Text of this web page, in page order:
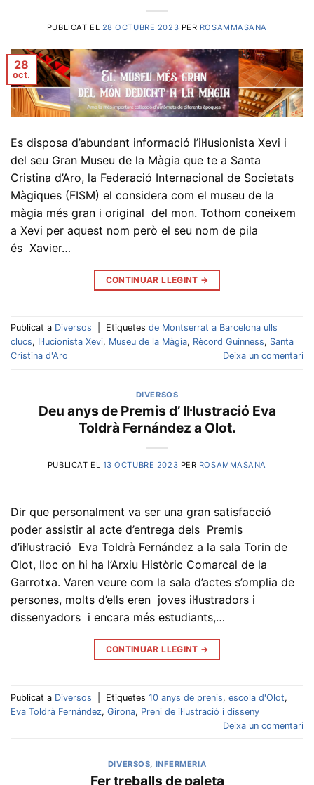
PUBLICAT EL 28 OCTUBRE 2023 PER ROSAMMASANA
28
oct.
Es disposa d’abundant informació l’il·lusionista Xevi i
del seu Gran Museu de la Màgia que te a Santa
Cristina d’Aro, la Federació Internacional de Societats
Màgiques (FISM) el considera com el museu de la
màgia més gran i original del mon. Tothom coneixem
a Xevi per aquest nom però el seu nom de pila
és Xavier…
CONTINUAR LLEGINT →
Publicat a Diversos Etiquetes de Montserrat a Barcelona ulls
clucs, Il·lucionista Xevi, Museu de la Màgia, Rècord Guinness, Santa
Cristina d'Aro
Deixa un comentari
DIVERSOS
Deu anys de Premis d’ Il·lustració Eva
Toldrà Fernández a Olot.
PUBLICAT EL 13 OCTUBRE 2023 PER ROSAMMASANA
Dir que personalment va ser una gran satisfacció
poder assistir al acte d’entrega dels Premis
d’il·lustració Eva Toldrà Fernández a la sala Torin de
Olot, lloc on hi ha l’Arxiu Històric Comarcal de la
Garrotxa. Varen veure com la sala d’actes s’omplia de
persones, molts d’ells eren joves il·lustradors i
dissenyadors i encara més estudiants,…
CONTINUAR LLEGINT →
Publicat a Diversos Etiquetes 10 anys de prenis, escola d'Olot,
Eva Toldrà Fernández, Girona, Preni de il·lustració i disseny
Deixa un comentari
DIVERSOS, INFERMERIA
Fer treballs de paleta